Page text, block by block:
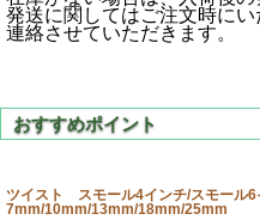
発送に関してはご注文時に
連絡させていただきます。
ツイスト スモール4インチ/スモール
7mm/10mm/13mm/18mm/25mm